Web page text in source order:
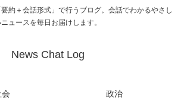
約＋会話形式」で行うブログ。会話でわかるやさし
ニュースを毎日お届けします。
News Chat Log
政治